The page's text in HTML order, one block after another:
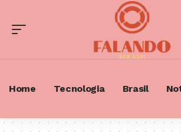
Home Tecnologia Brasil